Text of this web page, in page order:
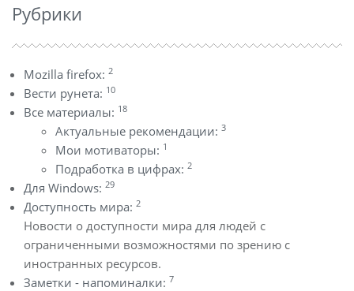
Рубрики
Mozilla firefox: 2
Вести рунета: 10
Все материалы: 18
Актуальные рекомендации: 3
Мои мотиваторы: 1
Подработка в цифрах: 2
Для Windows: 29
Доступность мира: 2
Новости о доступности мира для людей с
ограниченными возможностями по зрению с
иностранных ресурсов.
Заметки - напоминалки: 7